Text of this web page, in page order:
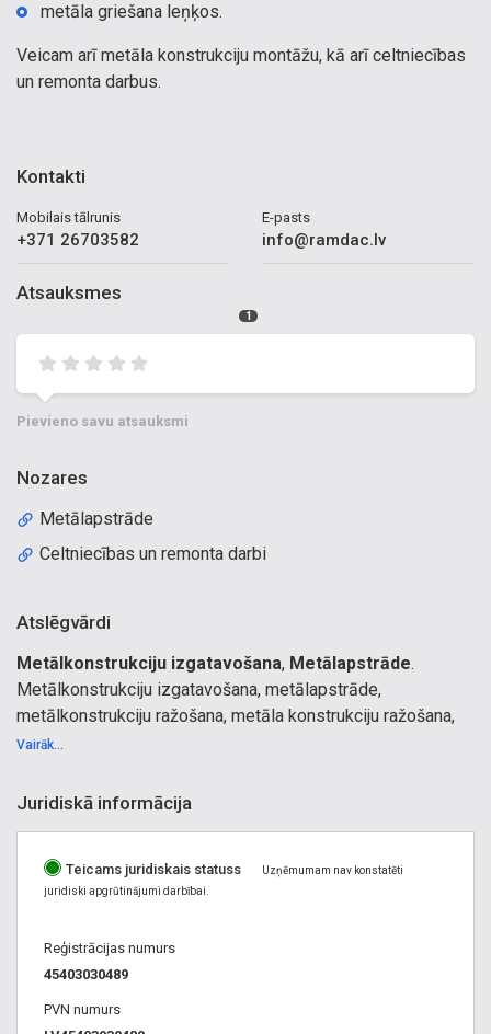
metāla griešana leņķos.
Veicam arī metāla konstrukciju montāžu, kā arī celtniecības
un remonta darbus.
Kontakti
Mobilais tālrunis
+371 26703582
E-pasts
info@ramdac.lv
Atsauksmes
1
Pievieno savu atsauksmi
Nozares
Metālapstrāde
Celtniecības un remonta darbi
Atslēgvārdi
Metālkonstrukciju izgatavošana, Metālapstrāde.
Metālkonstrukciju izgatavošana, metālapstrāde,
metālkonstrukciju ražošana, metāla konstrukciju ražošana,
metāla locīšana, metāla loksnes, virpošana, frēzēšana,
metālkonstrukciju montāža, celtniecības un remonta darbi,
Vairāk...
Juridiskā informācija
Teicams juridiskais statuss
Uzņēmumam nav konstatēti
juridiski apgrūtinājumi darbībai.
Reģistrācijas numurs
45403030489
PVN numurs